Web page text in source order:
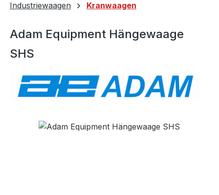
Industriewaagen Kranwaagen
Adam Equipment Hängewaage
SHS
Bildergalerie überspringen